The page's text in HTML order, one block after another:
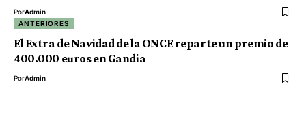
PorAdmin
ANTERIORES
El Extra de Navidad de la ONCE reparte un premio de
400.000 euros en Gandia
PorAdmin